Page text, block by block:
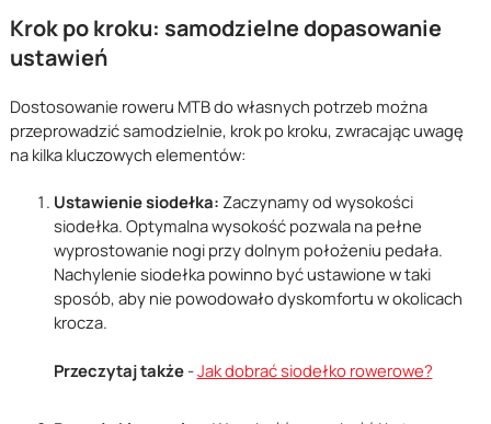
Krok po kroku: samodzielne dopasowanie
ustawień
Dostosowanie roweru MTB do własnych potrzeb można
przeprowadzić samodzielnie, krok po kroku, zwracając uwagę
na kilka kluczowych elementów:
Ustawienie siodełka: Zaczynamy od wysokości
siodełka. Optymalna wysokość pozwala na pełne
wyprostowanie nogi przy dolnym położeniu pedała.
Nachylenie siodełka powinno być ustawione w taki
sposób, aby nie powodowało dyskomfortu w okolicach
krocza.
Przeczytaj także-Jak dobrać siodełko rowerowe?